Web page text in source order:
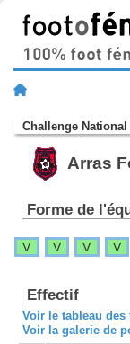
Challenge National
Arras
Forme de
V V V V
Effectif
Voir le tableau
Voir la galerie de